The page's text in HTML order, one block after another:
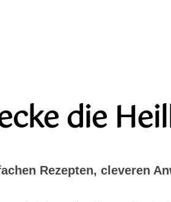
die
Rezepten, cleveren